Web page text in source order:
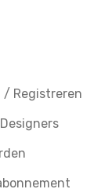
/ Registreren